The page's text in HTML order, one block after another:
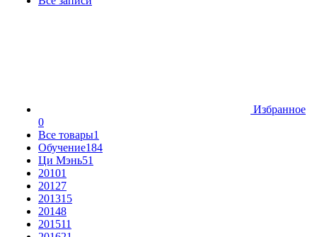
Избранное
0
Все товары1
Обучение184
Ци Мэнь51
20101
20127
201315
20148
201511